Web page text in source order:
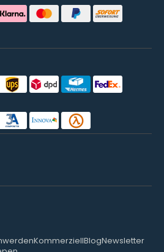
KommerziellBlogNewsletter